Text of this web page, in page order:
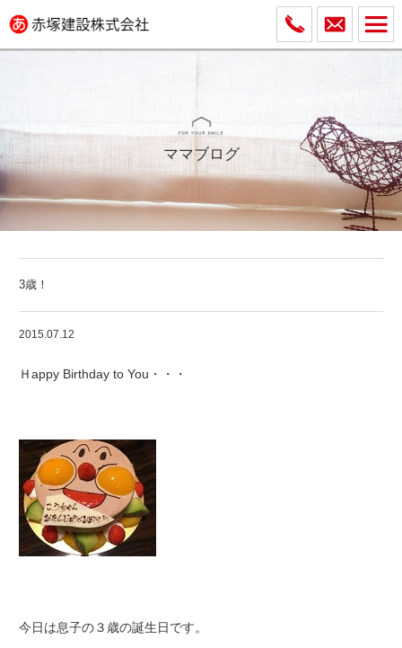
ママブログ
3歳！
2015.07.12
Ｈappy Birthday to You・・・
今日は息子の３歳の誕生日です。